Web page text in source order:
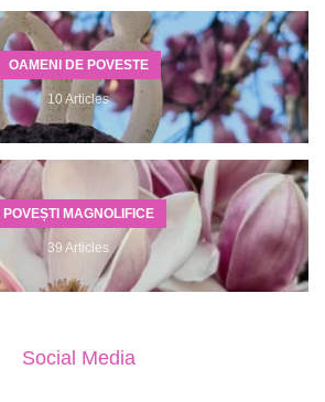
OAMENI DE POVESTE
10 Articles
POVEȘTI MAGNOLIFICE
39 Articles
Social Media